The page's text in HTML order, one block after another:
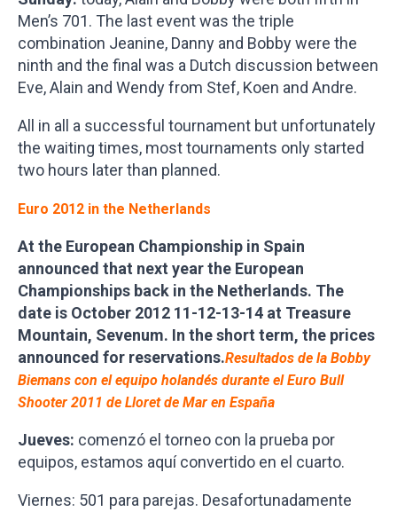
Men’s 701. The last event was the triple
combination Jeanine, Danny and Bobby were the
ninth and the final was a Dutch discussion between
Eve, Alain and Wendy from Stef, Koen and Andre.
All in all a successful tournament but unfortunately
the waiting times, most tournaments only started
two hours later than planned.
Euro 2012 in the Netherlands
At the European Championship in Spain
announced that next year the European
Championships back in the Netherlands. The
date is October 2012 11-12-13-14 at Treasure
Mountain, Sevenum. In the short term, the prices
announced for reservations.Resultados de la Bobby
Biemans con el equipo holandés durante el Euro Bull
Shooter 2011 de Lloret de Mar en España
Jueves: comenzó el torneo con la prueba por
equipos, estamos aquí convertido en el cuarto.
Viernes: 501 para parejas. Desafortunadamente